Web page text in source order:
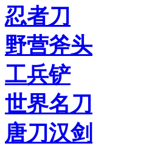
忍者刀
野营斧头
工兵铲
世界名刀
唐刀汉剑